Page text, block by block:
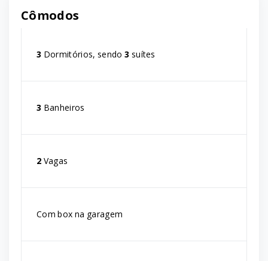
Cômodos
3 Dormitórios, sendo3 suítes
3 Banheiros
2 Vagas
Com box na garagem